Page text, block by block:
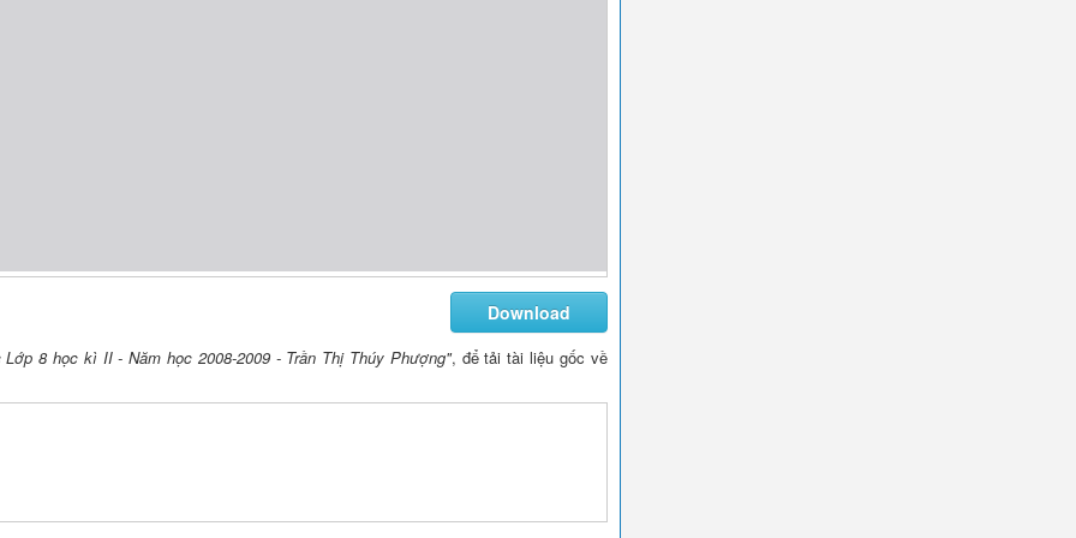
Download
Lớp 8 học kì II - Năm học 2008-2009 - Trần Thị Thúy Phượng", để tải tài liệu gốc về